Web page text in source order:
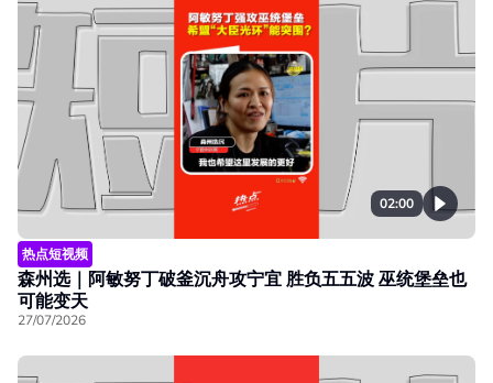
02:00
热点短视频
森州选｜阿敏努丁破釜沉舟攻宁宜 胜负五五波 巫统堡垒也
可能变天
27/07/2026